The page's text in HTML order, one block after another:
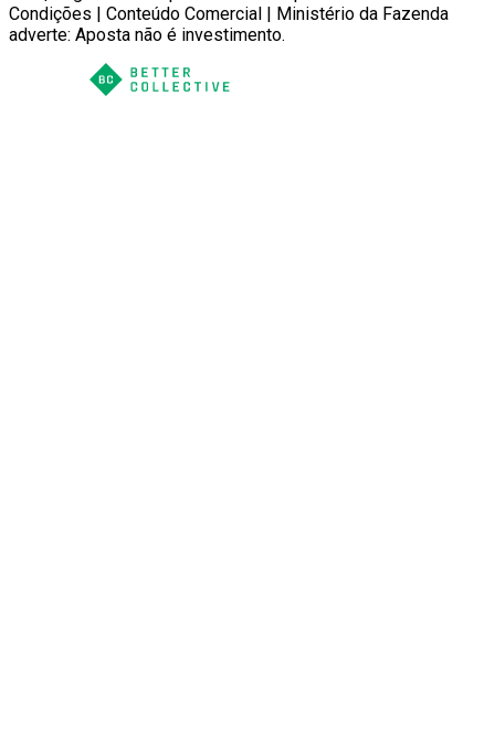
Condições | Conteúdo Comercial | Ministério da Fazenda
adverte: Aposta não é investimento.